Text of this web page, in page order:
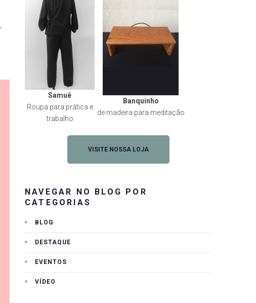
Samuê
Roupa para prática e
trabalho
Banquinho
de madeira para meditação
VISITE NOSSA LOJA
NAVEGAR NO BLOG POR
CATEGORIAS
BLOG
DESTAQUE
EVENTOS
VÍDEO